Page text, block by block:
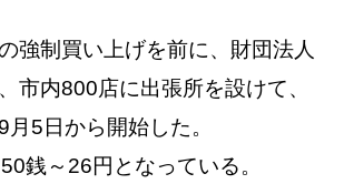
強制買い上げを前に、財団法人
市内800店に出張所を設けて、
5日から開始した。
銭～26円となっている。